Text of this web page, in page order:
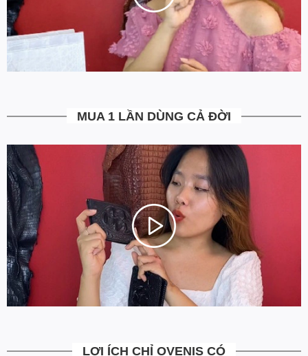
4. Được kiểm tra hàng không?
Bạn được quyền kiểm tra sản phẩm khi thanh toán để tránh nhận
hàng không ưng ý. Ngoài ra Ovenis còn có chính sách đổi trả
trong vòng 7 ngày kể từ ngày nhận hàng (Xem chi tiết).
Toàn bộ các đơn hàng từ 500k đều được Ovenis hỗ trợ giao hàng
bạn phải trả. Tặng thêm khách cũ với ưu đãi riêng, free ship đơn
từ 0đ.
6. Vì sao cam kết Giá Tốt Nhất?
Chúng tôi chọn cách tối ưu chi phí như không phân phối qua
trung gian, không cửa hàng để giảm chi phí vận hành (hàng sản
xuất từ xưởng đóng gói và vận chuyển trực tiếp tới tay người sử
dụng). Tập trung vào cải thiện chất lượng sản phẩm và nâng cao
dịch vụ chăm sóc khách hàng.
MUA 1 LẦN DÙNG CẢ ĐỜI
LỢI ÍCH CHỈ OVENIS CÓ